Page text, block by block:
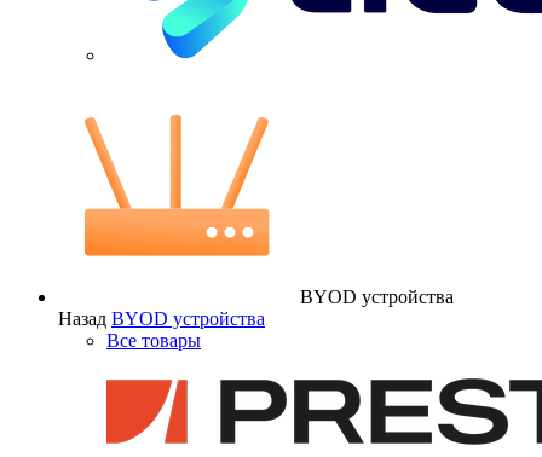
BYOD устройства
Назад BYOD устройства
Все товары